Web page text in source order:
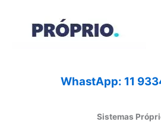
WhastApp: 11
Sistemas